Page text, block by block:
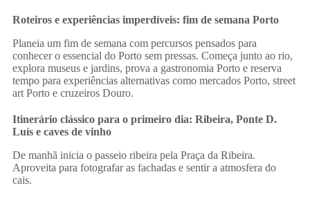
Roteiros e experiências imperdíveis: fim de semana Porto
Planeia um fim de semana com percursos pensados para
conhecer o essencial do Porto sem pressas. Começa junto ao rio,
explora museus e jardins, prova a gastronomia Porto e reserva
tempo para experiências alternativas como mercados Porto, street
art Porto e cruzeiros Douro.
Itinerário clássico para o primeiro dia: Ribeira, Ponte D.
Luís e caves de vinho
De manhã inicia o passeio ribeira pela Praça da Ribeira.
Aproveita para fotografar as fachadas e sentir a atmosfera do
cais.